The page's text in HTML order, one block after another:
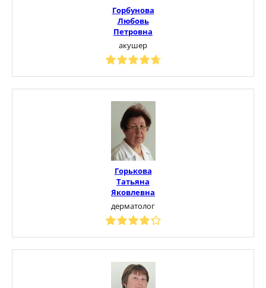
Горбунова
Любовь
Петровна
акушер
Горькова
Татьяна
Яковлевна
дерматолог